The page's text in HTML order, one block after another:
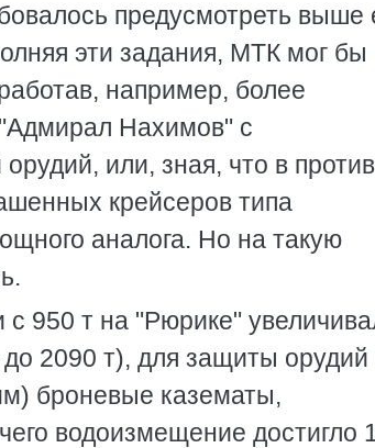
предусмотреть выше
эти задания, МТК мог бы
например, более
Нахимов" с
или, зная, что в
крейсеров типа
аналога. Но на такую
950 т на "Рюрике"
2090 т), для защиты орудий
броневые казематы,
водоизмещение достигло